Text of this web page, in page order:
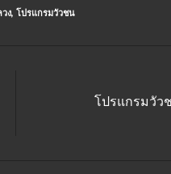
ง, โปรแกรมวัวชน
โปรแกรมวัว